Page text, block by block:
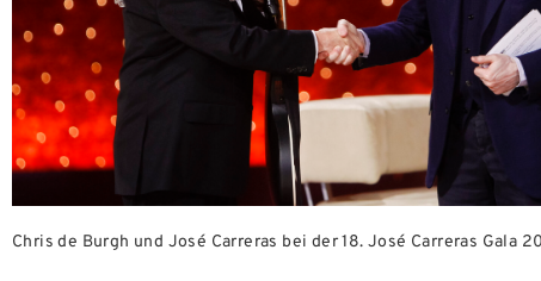
Chris de Burgh und José Carreras bei der 18. José Carreras Gala